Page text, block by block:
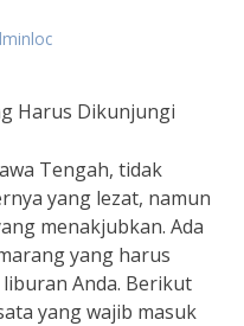
Harus Dikunjungi
Tengah, tidak
yang lezat, namun
menakjubkan. Ada
yang harus
Anda. Berikut
yang wajib masuk